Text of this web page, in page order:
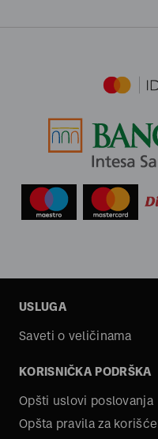
USLUGA
Saveti o veličinama
KORISNIČKA PODRŠKA
Opšti uslovi poslovanja
Opšta pravila za